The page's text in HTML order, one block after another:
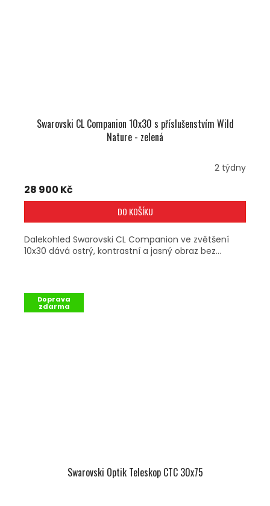
Swarovski CL Companion 10x30 s příslušenstvím Wild
Nature - zelená
2 týdny
28 900 Kč
DO KOŠÍKU
Dalekohled Swarovski CL Companion ve zvětšení
10x30 dává ostrý, kontrastní a jasný obraz bez...
Doprava
zdarma
Swarovski Optik Teleskop CTC 30x75